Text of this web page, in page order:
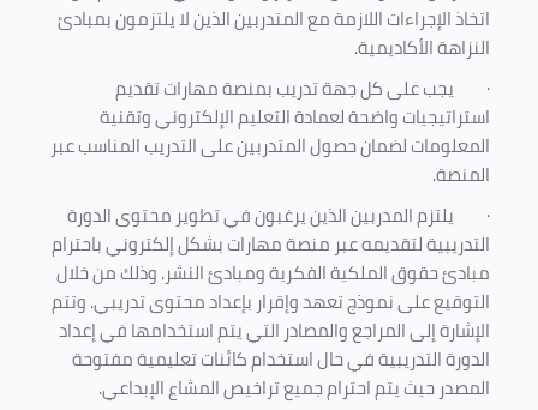
اتخاذ الإجراءات اللازمة مع المتدربين الذين لا يلتزمون بمبادئ
النزاهة الأكاديمية.
· يجب على كل جهة تدريب بمنصة مهارات تقديم
استراتيجيات واضحة لعمادة التعليم الإلكتروني وتقنية
المعلومات لضمان حصول المتدربين على التدريب المناسب عبر
المنصة.
· يلتزم المدربين الذين يرغبون في تطوير محتوى الدورة
التدريبية لتقديمه عبر منصة مهارات بشكل إلكتروني باحترام
مبادئ حقوق الملكية الفكرية ومبادئ النشر. وذلك من خلال
التوقيع على نموذج تعهد وإقرار بإعداد محتوى تدريبي. وتتم
الإشارة إلى المراجع والمصادر التي يتم استخدامها في إعداد
الدورة التدريبية في حال استخدام كائنات تعليمية مفتوحة
المصدر حيث يتم احترام جميع تراخيص المشاع الإبداعي.